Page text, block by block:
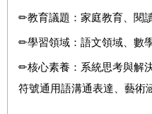
✏教育議題：家庭教育、閱讀
✏學習領域：語文領域、數
✏核心素養：系統思考與解
符號通用語溝通表達、藝術